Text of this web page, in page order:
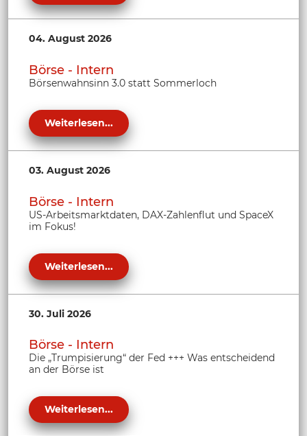
04. August 2026
Börse - Intern
Börsenwahnsinn 3.0 statt Sommerloch
Weiterlesen...
03. August 2026
Börse - Intern
US-Arbeitsmarktdaten, DAX-Zahlenflut und SpaceX
im Fokus!
Weiterlesen...
30. Juli 2026
Börse - Intern
Die „Trumpisierung“ der Fed +++ Was entscheidend
an der Börse ist
Weiterlesen...